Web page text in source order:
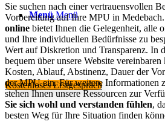
Menü Menü
Kostenloses Erstgespräch
Sie suchen nach einer vertrauensvollen
Vorbereitung auf Ihre MPU in
online bietet Ihnen die Gelegenheit, alle
und Ihre individuellen Bedürfnisse zu
Wert auf Diskretion und Transparenz. In
bequem über unsere Website
Kosten, Ablauf, Abstinenz, Dauer der
der MPU ein. Für weitere Informationen
stehen Ihnen unsere Ressourcen zur
Sie sich wohl und verstanden fühlen,
besten Weg für Ihre Situation finden